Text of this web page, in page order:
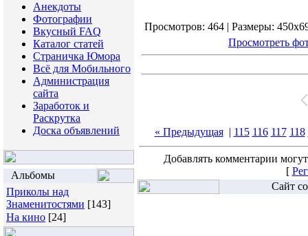
Анекдоты
Фотографии
Вкусный FAQ
Каталог статей
Страничка Юмора
Всё для Мобильного
Администрация
сайта
Заработок и
Раскрутка
Доска объявлений
Альбомы
Приколы над
Знаменитостями [143]
На кино [24]
Просмотров: 464 | Размеры:
Просмотреть
« Предыдущая| 115 116 117 118
Добавлять комментарии
[
Сайт